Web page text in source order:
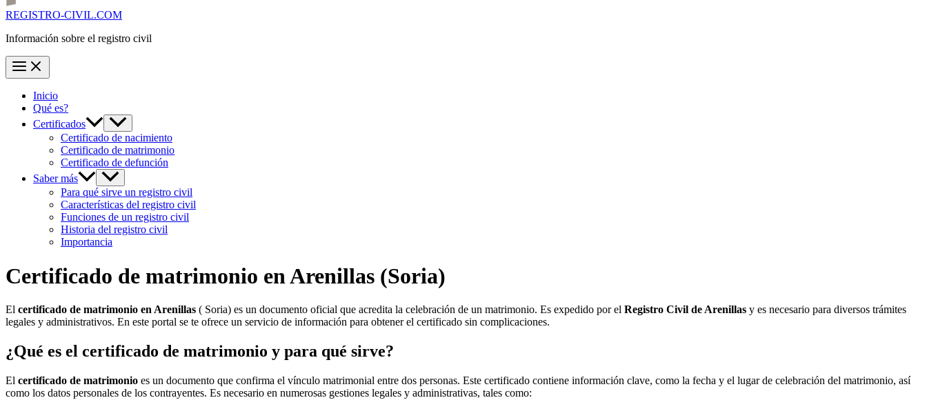
REGISTRO-CIVIL.COM
Información sobre el registro civil
Inicio
Qué es?
Certificados
Certificado de nacimiento
Certificado de matrimonio
Certificado de defunción
Saber más
Para qué sirve un registro civil
Características del registro civil
Funciones de un registro civil
Historia del registro civil
Importancia
Certificado de matrimonio enArenillas (Soria)
El certificado de matrimonio en Arenillas ( Soria) es un documento oficial que acredita la celebración de un matrimonio. Es expedido por el Registro Civil de Arenillas y es necesario para diversos trámites
legales y administrativos. En este portal se te ofrece un servicio de información para obtener el certificado sin complicaciones.
¿Qué es el certificado de matrimonio y para qué sirve?
El certificado de matrimonio es un documento que confirma el vínculo matrimonial entre dos personas. Este certificado contiene información clave, como la fecha y el lugar de celebración del matrimonio, así
como los datos personales de los contrayentes. Es necesario en numerosas gestiones legales y administrativas, tales como: